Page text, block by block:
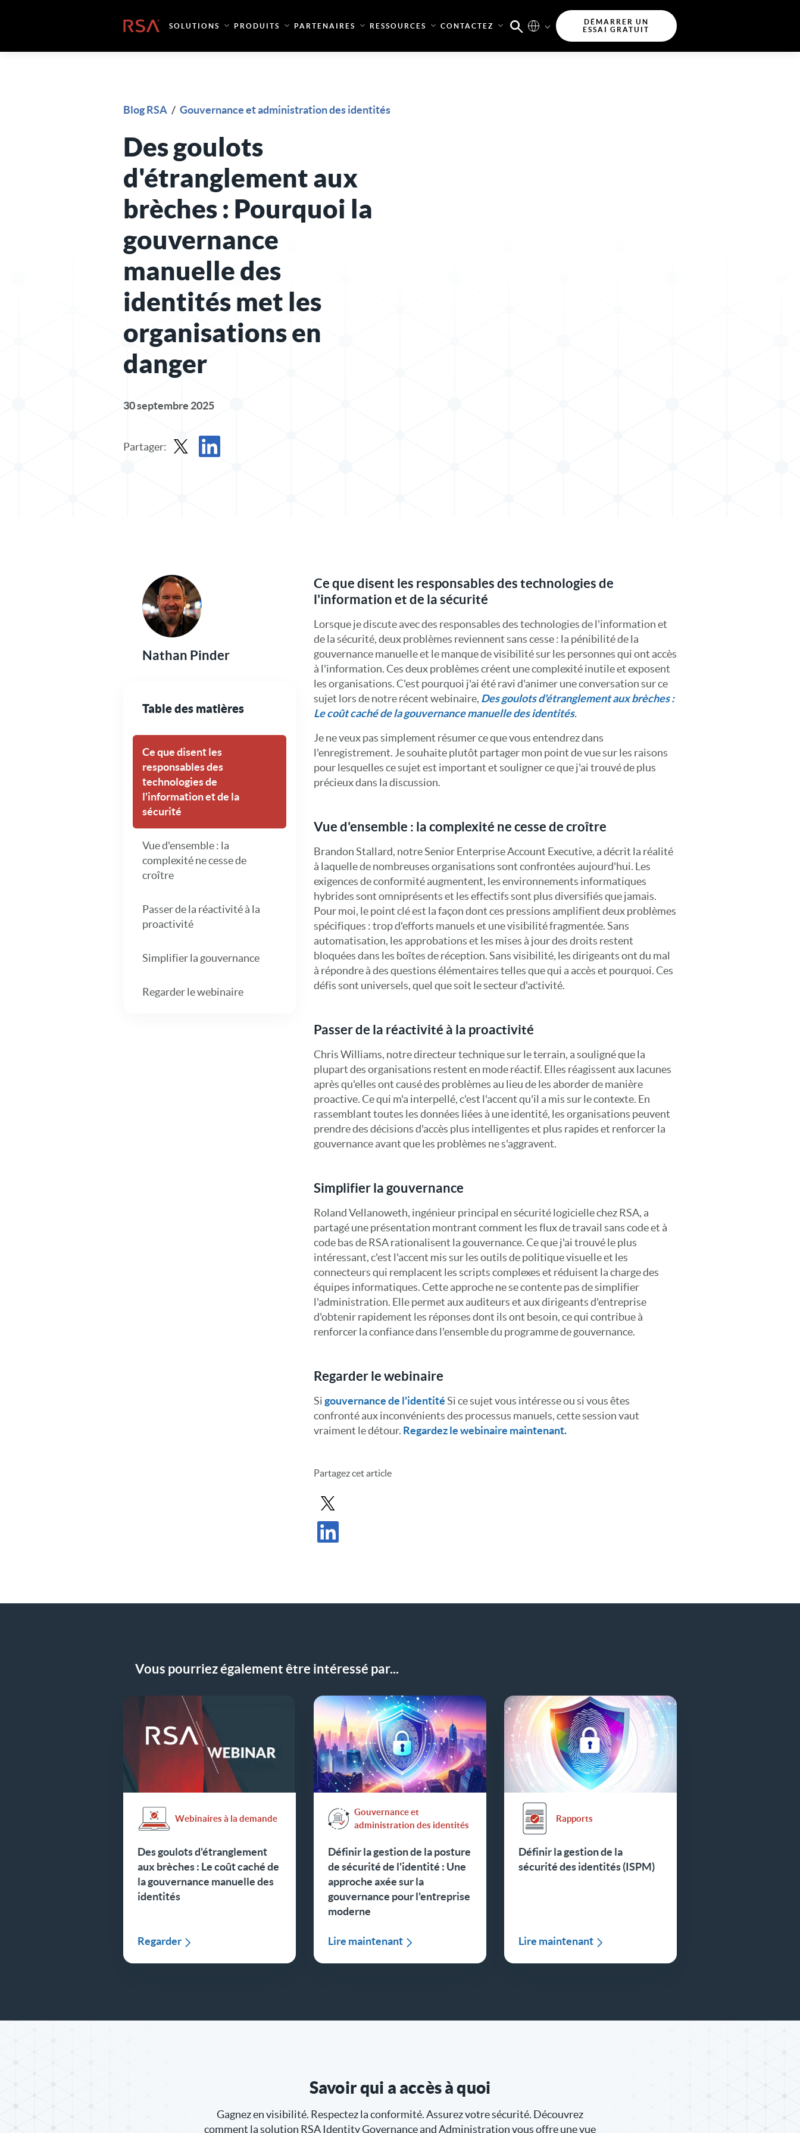
Accueil SOLUTIONS PRODUITS PARTENAIRES RESSOURCES CONTACTEZ
DÉMARRER UN
ESSAI GRATUIT
Blog RSA / Gouvernance et administration des identités
Des goulots
d'étranglement aux
brèches : Pourquoi la
gouvernance
manuelle des
identités met les
organisations en
danger
30 septembre 2025
Partager:
Nathan Pinder
Table des matières
Ce que disent les
responsables des
technologies de
l'information et de la
sécurité
Vue d'ensemble : la
complexité ne cesse de
croître
Passer de la réactivité à la
proactivité
Simplifier la gouvernance
Regarder le webinaire
Ce que disent les responsables des technologies de
l'information et de la sécurité
Lorsque je discute avec des responsables des technologies de l'information et
de la sécurité, deux problèmes reviennent sans cesse : la pénibilité de la
gouvernance manuelle et le manque de visibilité sur les personnes qui ont accès
à l'information. Ces deux problèmes créent une complexité inutile et exposent
les organisations. C'est pourquoi j'ai été ravi d'animer une conversation sur ce
sujet lors de notre récent webinaire, Des goulots d'étranglement aux brèches :
Le coût caché de la gouvernance manuelle des identités.
Je ne veux pas simplement résumer ce que vous entendrez dans
l'enregistrement. Je souhaite plutôt partager mon point de vue sur les raisons
pour lesquelles ce sujet est important et souligner ce que j'ai trouvé de plus
précieux dans la discussion.
Vue d'ensemble : la complexité ne cesse de croître
Brandon Stallard, notre Senior Enterprise Account Executive, a décrit la réalité
à laquelle de nombreuses organisations sont confrontées aujourd'hui. Les
exigences de conformité augmentent, les environnements informatiques
hybrides sont omniprésents et les effectifs sont plus diversifiés que jamais.
Pour moi, le point clé est la façon dont ces pressions amplifient deux problèmes
spécifiques : trop d'efforts manuels et une visibilité fragmentée. Sans
automatisation, les approbations et les mises à jour des droits restent
bloquées dans les boîtes de réception. Sans visibilité, les dirigeants ont du mal
à répondre à des questions élémentaires telles que qui a accès et pourquoi. Ces
défis sont universels, quel que soit le secteur d'activité.
Passer de la réactivité à la proactivité
Chris Williams, notre directeur technique sur le terrain, a souligné que la
plupart des organisations restent en mode réactif. Elles réagissent aux lacunes
après qu'elles ont causé des problèmes au lieu de les aborder de manière
proactive. Ce qui m'a interpellé, c'est l'accent qu'il a mis sur le contexte. En
rassemblant toutes les données liées à une identité, les organisations peuvent
prendre des décisions d'accès plus intelligentes et plus rapides et renforcer la
gouvernance avant que les problèmes ne s'aggravent.
Simplifier la gouvernance
Roland Vellanoweth, ingénieur principal en sécurité logicielle chez RSA, a
partagé une présentation montrant comment les flux de travail sans code et à
code bas de RSA rationalisent la gouvernance. Ce que j'ai trouvé le plus
intéressant, c'est l'accent mis sur les outils de politique visuelle et les
connecteurs qui remplacent les scripts complexes et réduisent la charge des
équipes informatiques. Cette approche ne se contente pas de simplifier
l'administration. Elle permet aux auditeurs et aux dirigeants d'entreprise
d'obtenir rapidement les réponses dont ils ont besoin, ce qui contribue à
renforcer la confiance dans l'ensemble du programme de gouvernance.
Regarder le webinaire
Sigouvernance de l'identitéSi ce sujet vous intéresse ou si vous êtes
confronté aux inconvénients des processus manuels, cette session vaut
vraiment le détour. Regardez le webinaire maintenant.
Partagez cet article
Partager le message dans X
Vous pourriez également être intéressé par...
Webinaires à la demande
Des goulots d'étranglement
aux brèches : Le coût caché de
la gouvernance manuelle des
identités
Regarder
Gouvernance et
administration des identités
Définir la gestion de la posture
de sécurité de l'identité : Une
approche axée sur la
gouvernance pour l'entreprise
moderne
Lire maintenant
Rapports
Définir la gestion de la
sécurité des identités (ISPM)
Lire maintenant
Savoir qui a accès à quoi
Gagnez en visibilité. Respectez la conformité. Assurez votre sécurité. Découvrez
comment la solution RSA Identity Governance and Administration vous offre une vue